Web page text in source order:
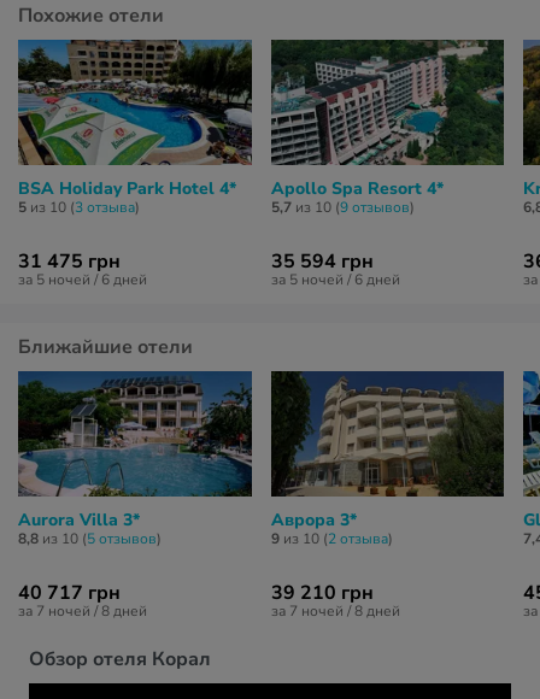
Обзор отеля Корал
Похожие отели
BSA Holiday Park Hotel 4*
5 из 10 (3 отзывa)
31 475 грн
за 5 ночей / 6 дней
Apollo Spa Resort 4*
5,7из 10 (9 отзывов)
35 594 грн
за 5 ночей / 6 дней
Ближайшие отели
Aurora Villa 3*
8,8 из 10 (5 отзывов)
40 717 грн
за 7 ночей / 8 дней
Аврора 3*
9из 10 (2 отзывa)
39 210 грн
за 7 ночей / 8 дней